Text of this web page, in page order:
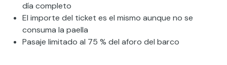
día completo
El importe del ticket es el mismo aunque no se
consuma la paella
Pasaje limitado al 75 % del aforo del barco